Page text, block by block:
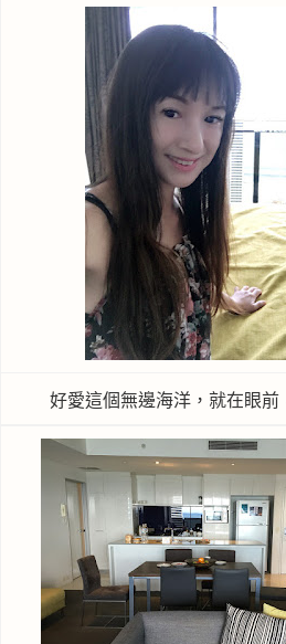
好愛這個無邊海洋，就在眼前